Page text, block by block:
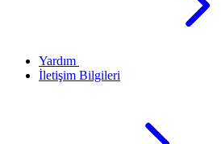
Yardım
İletişim Bilgileri